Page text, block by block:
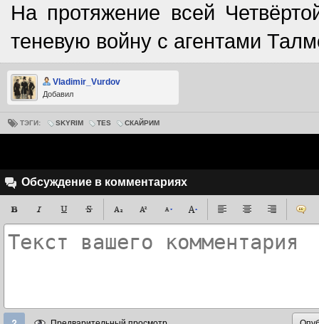
На протяжение всей
теневую войну с агентами
Vladimir_Vurdov
Добавил
ТЭГИ: SKYRIM TES СКАЙРИМ
Обсуждение в комментариях